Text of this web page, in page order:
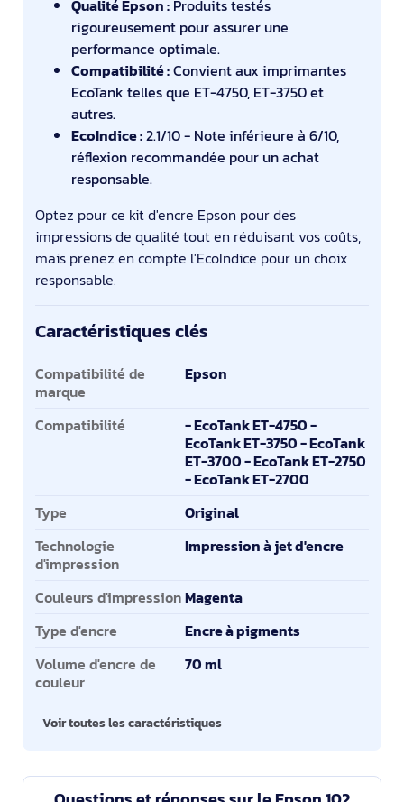
Qualité Epson : Produits testés
rigoureusement pour assurer une
performance optimale.
Compatibilité :Convient aux imprimantes
EcoTank telles que ET-4750, ET-3750 et
autres.
EcoIndice :2.1/10 - Note inférieure à 6/10,
réflexion recommandée pour un achat
responsable.
Optez pour ce kit d'encre Epson pour des
impressions de qualité tout en réduisant vos coûts,
mais prenez en compte l'EcoIndice pour un choix
responsable.
Caractéristiques clés
Caractéristiques clés
Compatibilité de
marque
Epson
Compatibilité
- EcoTank ET-4750 -
EcoTank ET-3750 - EcoTank
ET-3700 - EcoTank ET-2750
- EcoTank ET-2700
Type
Original
Technologie
d'impression
Impression à jet d'encre
Couleurs d'impressionMagenta
Type d'encre
Encre à pigments
Volume d'encre de
couleur
70 ml
Voir toutes les caractéristiques